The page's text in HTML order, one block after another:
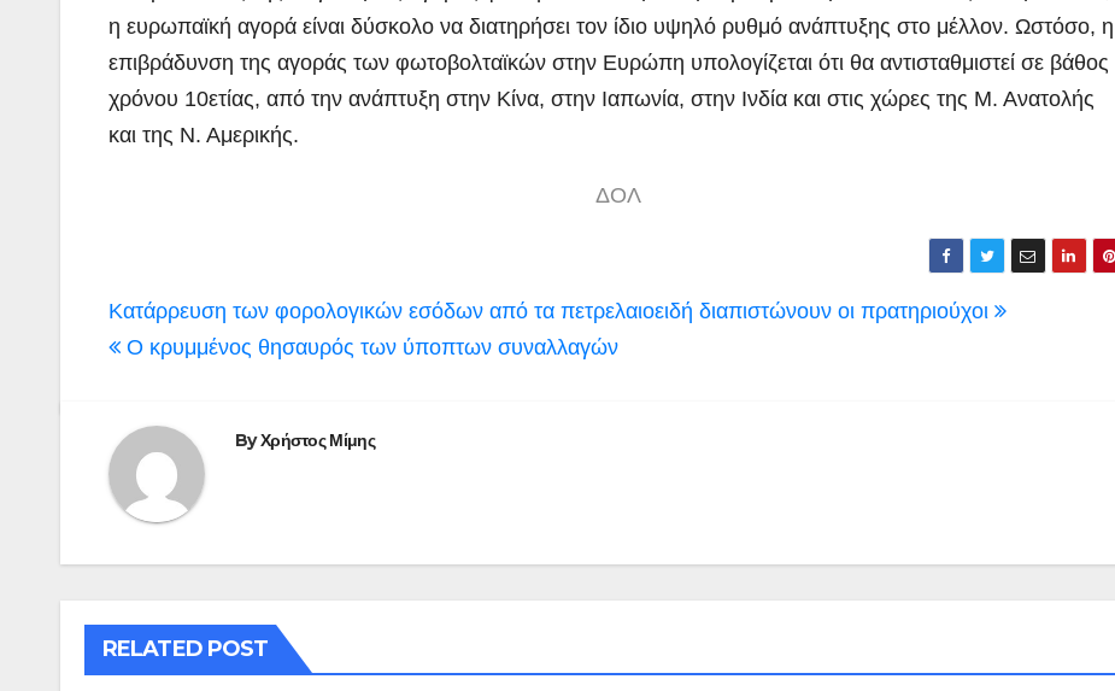
η ευρωπαϊκή αγορά είναι δύσκολο να διατηρήσει τον ίδιο υψηλό ρυθμό ανάπτυξης στο μέλλον. Ωστόσο, η
επιβράδυνση της αγοράς των φωτοβολταϊκών στην Ευρώπη υπολογίζεται ότι θα αντισταθμιστεί σε βάθος
χρόνου 10ετίας, από την ανάπτυξη στην Κίνα, στην Ιαπωνία, στην Ινδία και στις χώρες της Μ. Ανατολής
και της Ν. Αμερικής.
ΔΟΛ
Πλοήγηση
άρθρων
Κατάρρευση των φορολογικών εσόδων από τα πετρελαιοειδή διαπιστώνουν οι πρατηριούχοι
Ο κρυμμένος θησαυρός των ύποπτων συναλλαγών
ByΧρήστος Μίμης
RELATED POST